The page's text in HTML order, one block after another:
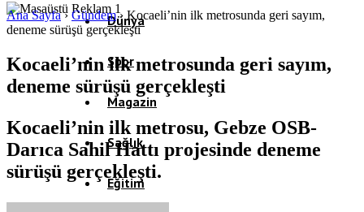
Dünya
Spor
Magazin
Sağlık
Eğitim
Ana Sayfa› Gündem› Kocaeli’nin ilk metrosunda geri sayım,
deneme sürüşü gerçekleşti
Kocaeli’nin ilk metrosunda geri sayım,
deneme sürüşü gerçekleşti
Kocaeli’nin ilk metrosu, Gebze OSB-
Darıca Sahil Hattı projesinde deneme
sürüşü gerçekleşti.